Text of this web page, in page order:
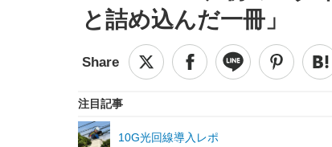
と詰め込んだ一冊」
注目記事
10G光回線導入レポ